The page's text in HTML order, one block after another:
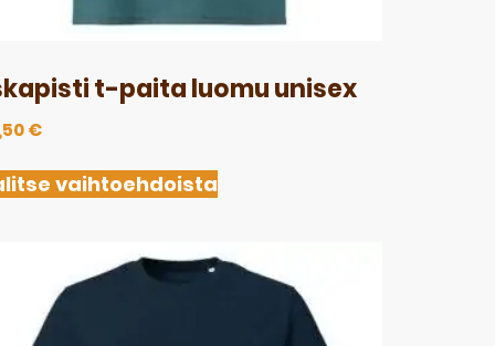
t-paita luomu unisex
€
vaihtoehdoista